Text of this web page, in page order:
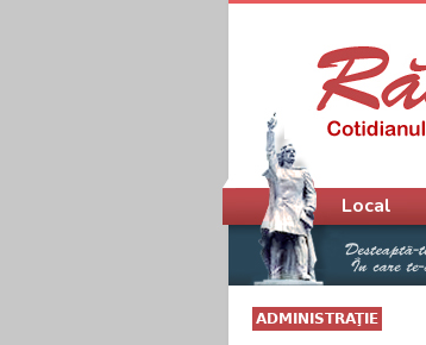
ADMINISTRAŢIE
Meniu principal
Local